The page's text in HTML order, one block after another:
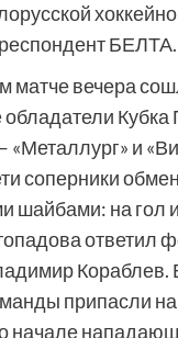
БЕЛТА.
матче вечера
Кубка
и
соперники
шайбами: на гол
ответил
Кораблев.
припасли на
начале